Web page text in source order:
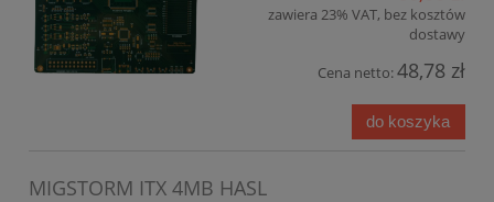
zawiera 23% VAT, bez kosztów
dostawy
Cena netto:48,78 zł
do koszyka
MIGSTORM ITX 4MB HASL